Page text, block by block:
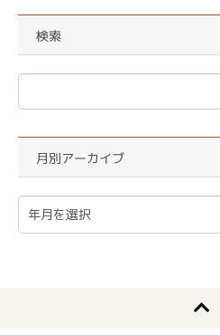
検索
月別アーカイブ